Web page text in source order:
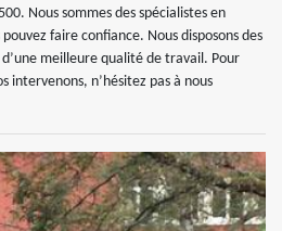
Nous sommes des spécialistes en
faire confiance. Nous disposons des
meilleure qualité de travail. Pour
intervenons, n’hésitez pas à nous